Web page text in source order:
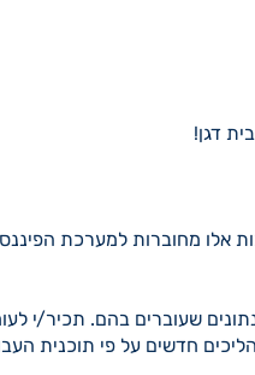
דגן!
אלו מחוברות למערכת
שעוברים בהם. תכיר/י
חדשים על פי תוכנית